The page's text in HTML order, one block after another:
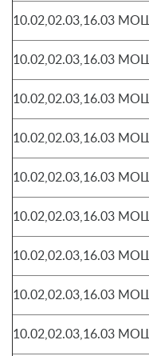
10.02,02.03,16.03 МОШ
10.02,02.03,16.03 МОШ
10.02,02.03,16.03 МОШ
10.02,02.03,16.03 МОШ
10.02,02.03,16.03 МОШ
10.02,02.03,16.03 МОШ
10.02,02.03,16.03 МОШ
10.02,02.03,16.03 МОШ
10.02,02.03,16.03 МОШ